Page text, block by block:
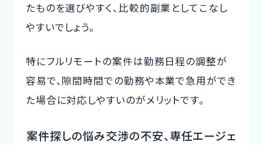
たものを選びやすく、比較的副業としてこなし
やすいでしょう。
特にフルリモートの案件は勤務日程の調整が
容易で、隙間時間での勤務や本業で急用ができ
た場合に対応しやすいのがメリットです。
案件探しの悩み交渉の不安、専任エージェ